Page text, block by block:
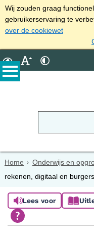
Wij zouden graag
gebruikerservaring te
over de cookiewet
Home Onderwijs en
rekenen, digitaal en
Lees voor